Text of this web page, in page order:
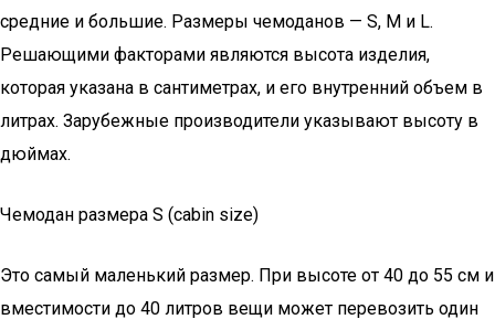
средние и большие. Размеры чемоданов — S, M и L.
Решающими факторами являются высота изделия,
которая указана в сантиметрах, и его внутренний объем в
литрах. Зарубежные производители указывают высоту в
дюймах.
Чемодан размера S (cabin size)
Это самый маленький размер. При высоте от 40 до 55 см и
вместимости до 40 литров вещи может перевозить один